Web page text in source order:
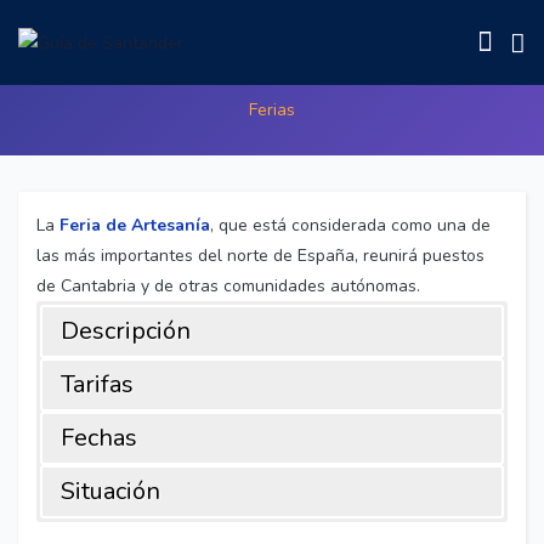
Feria de Artesanía
Ferias
La Feria de Artesanía, que está considerada como una de
las más importantes del norte de España, reunirá puestos
de Cantabria y de otras comunidades autónomas.
Descripción
Tarifas
Fechas
Situación